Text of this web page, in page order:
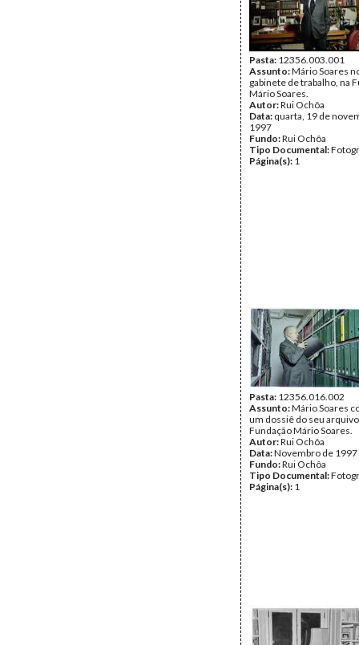
Pasta: 12356.003.001
Assunto:Mário Soares
gabinete de trabalho, na
Mário Soares.
Autor:Rui Ochôa
Data: quarta, 19 de
1997
Fundo:Rui Ochôa
Tipo Documental:
Página(s): 1
Pasta: 12356.016.002
Assunto:Mário Soares
um dossiê do seu
Fundação Mário Soares.
Autor:Rui Ochôa
Data:Novembro de 1997
Fundo:Rui Ochôa
Tipo Documental:
Página(s): 1